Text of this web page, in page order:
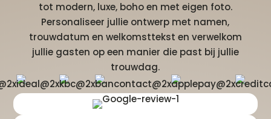
tot modern, luxe, boho en met eigen foto.
Personaliseer jullie ontwerp met namen,
trouwdatum en welkomsttekst en verwelkom
jullie gasten op een manier die past bij jullie
trouwdag.